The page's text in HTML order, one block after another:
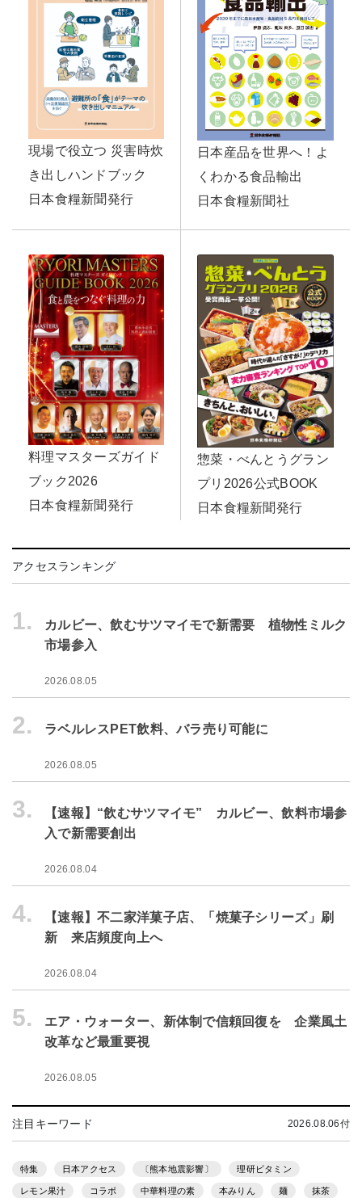
現場で役立つ 災害時炊
き出しハンドブック
日本食糧新聞発行
日本産品を世界へ！よ
くわかる食品輸出
日本食糧新聞社
料理マスターズガイド
ブック2026
日本食糧新聞発行
惣菜・べんとうグラン
プリ2026公式BOOK
日本食糧新聞発行
アクセスランキング
1.
カルビー、飲むサツマイモで新需要 植物性ミルク
市場参入
2026.08.05
2. ラベルレスPET飲料、バラ売り可能に
2026.08.05
3.
【速報】“飲むサツマイモ” カルビー、飲料市場参
入で新需要創出
2026.08.04
4.
【速報】不二家洋菓子店、「焼菓子シリーズ」刷
新 来店頻度向上へ
2026.08.04
5.
エア・ウォーター、新体制で信頼回復を 企業風土
改革など最重要視
2026.08.05
注目キーワード 2026.08.06付
特集 日本アクセス 〔熊本地震影響〕 理研ビタミン
レモン果汁 コラボ 中華料理の素 本みりん 麺 抹茶